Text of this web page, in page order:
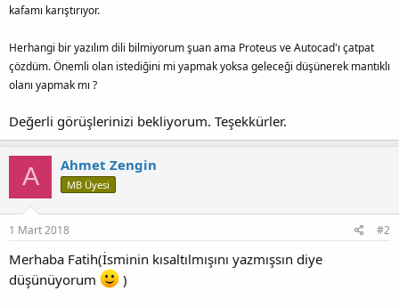
kafamı karıştırıyor.
Herhangi bir yazılım dili bilmiyorum şuan ama Proteus ve Autocad'ı çatpat
çözdüm. Önemli olan istediğini mi yapmak yoksa geleceği düşünerek mantıklı
olanı yapmak mı ?
Değerli görüşlerinizi bekliyorum. Teşekkürler.
A Ahmet Zengin
MB Üyesi
1 Mart 2018 #2
Merhaba Fatih(İsminin kısaltılmışını yazmışsın diye
düşünüyorum
)